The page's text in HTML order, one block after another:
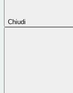
Chiudi